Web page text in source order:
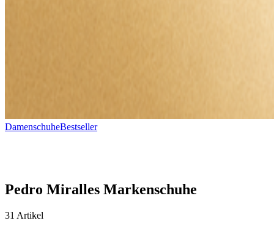
DamenschuheBestseller
Pedro Miralles Markenschuhe
31 Artikel